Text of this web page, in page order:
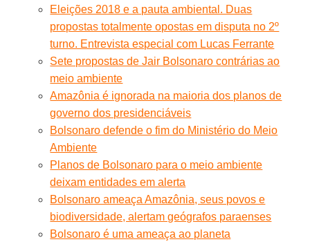
Eleições 2018 e a pauta ambiental. Duas
propostas totalmente opostas em disputa no 2º
turno. Entrevista especial com Lucas Ferrante
Sete propostas de Jair Bolsonaro contrárias ao
meio ambiente
Amazônia é ignorada na maioria dos planos de
governo dos presidenciáveis
Bolsonaro defende o fim do Ministério do Meio
Ambiente
Planos de Bolsonaro para o meio ambiente
deixam entidades em alerta
Bolsonaro ameaça Amazônia, seus povos e
biodiversidade, alertam geógrafos paraenses
Bolsonaro é uma ameaça ao planeta